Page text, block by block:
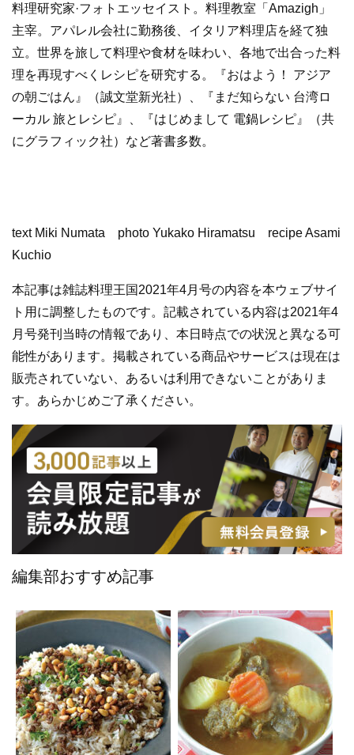
料理研究家·フォトエッセイスト。料理教室「Amazigh」
主宰。アパレル会社に勤務後、イタリア料理店を経て独
立。世界を旅して料理や食材を味わい、各地で出合った料
理を再現すべくレシピを研究する。『おはよう！ アジア
の朝ごはん』（誠文堂新光社）、『まだ知らない 台湾ロ
ーカル 旅とレシピ』、『はじめまして 電鍋レシピ』（共
にグラフィック社）など著書多数。
text Miki Numata photo Yukako Hiramatsu recipe Asami
Kuchio
本記事は雑誌料理王国2021年4月号の内容を本ウェブサイ
ト用に調整したものです。記載されている内容は2021年4
月号発刊当時の情報であり、本日時点での状況と異なる可
能性があります。掲載されている商品やサービスは現在は
販売されていない、あるいは利用できないことがありま
す。あらかじめご了承ください。
編集部おすすめ記事